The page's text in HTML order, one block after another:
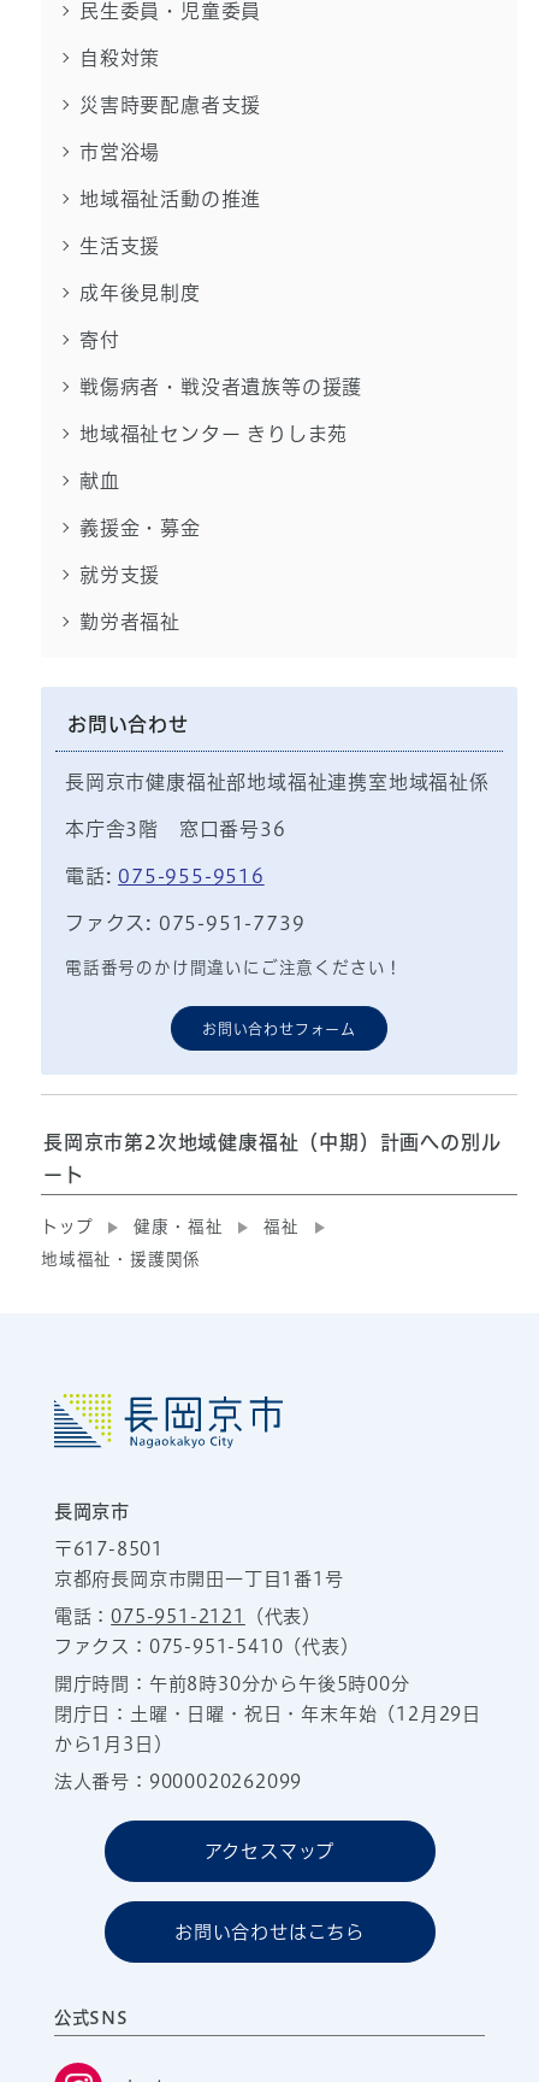
民生委員・児童委員
自殺対策
災害時要配慮者支援
市営浴場
地域福祉活動の推進
生活支援
成年後見制度
寄付
戦傷病者・戦没者遺族等の援護
地域福祉センター きりしま苑
献血
義援金・募金
就労支援
勤労者福祉
お問い合わせ
長岡京市健康福祉部地域福祉連携室地域福祉係
本庁舎3階 窓口番号36
電話: 075-955-9516
ファクス: 075-951-7739
電話番号のかけ間違いにご注意ください！
お問い合わせフォーム
長岡京市第2次地域健康福祉（中期）計画への別ル
ート
トップ 健康・福祉
福祉
地域福祉・援護関係
長岡京市
〒617-8501
京都府長岡京市開田一丁目1番1号
電話：075-951-2121
（代表）
ファクス：075-951-5410（代表）
開庁時間：午前8時30分から午後5時00分
閉庁日：土曜・日曜・祝日・年末年始（12月29日
から1月3日）
法人番号：9000020262099
アクセスマップ
お問い合わせはこちら
公式SNS